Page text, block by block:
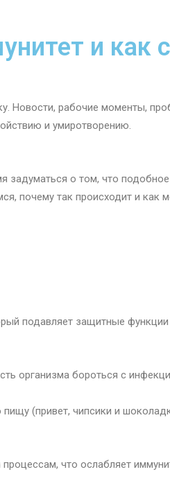
и как с
Новости, рабочие моменты,
и умиротворению.
задуматься о том, что подобное
почему так происходит и как
подавляет защитные функции
организма бороться с
(привет, чипсики и
что ослабляет